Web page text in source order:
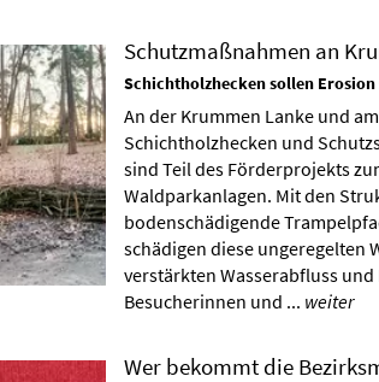
Schutzmaßnahmen an
Schichtholzhecken sollen
An der Krummen Lanke und
Schichtholzhecken und
sind Teil des Förderprojekts
Waldparkanlagen. Mit den
bodenschädigende
schädigen diese ungeregelten
verstärkten Wasserabfluss
Besucherinnen und ... weiter
Wer bekommt die